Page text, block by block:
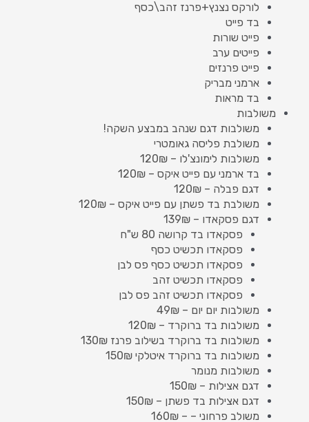
לורקס נצנץ+פרנז זהב\כסף
בד פייט
פייט שורות
פייטים ערב
פייט פרנזים
ארמני מבריק
בד מראות
משולבות
משולבות דגם שנהב במבצע השקה!
משולבת פליסה גאומטרי
משולבות לימונצ'לו – 120₪
בד ארמני עם פייט איקס – 120₪
דגם פבלה – 120₪
משולבת בד פשתן עם פייט איקס – 120₪
דגם פסקאדו – 139₪
פסקאדו בד קרושה 80 ש"ח
פסקאדו תכשיט כסף
פסקאדו תכשיט כסף פס לבן
פסקאדו תכשיט זהב
פסקאדו תכשיט זהב פס לבן
משולבות יום יום – 49₪
משולבות בד ברוקרד – 120₪
משולבות בד ברוקרד בשילוב פרנז 130₪
משולבות בד ברוקרד איטלקי 150₪
משולבות מנומר
דגם אצילות – 150₪
דגם אצילות בד פשתן – 150₪
משולב פרחוני – – 160₪